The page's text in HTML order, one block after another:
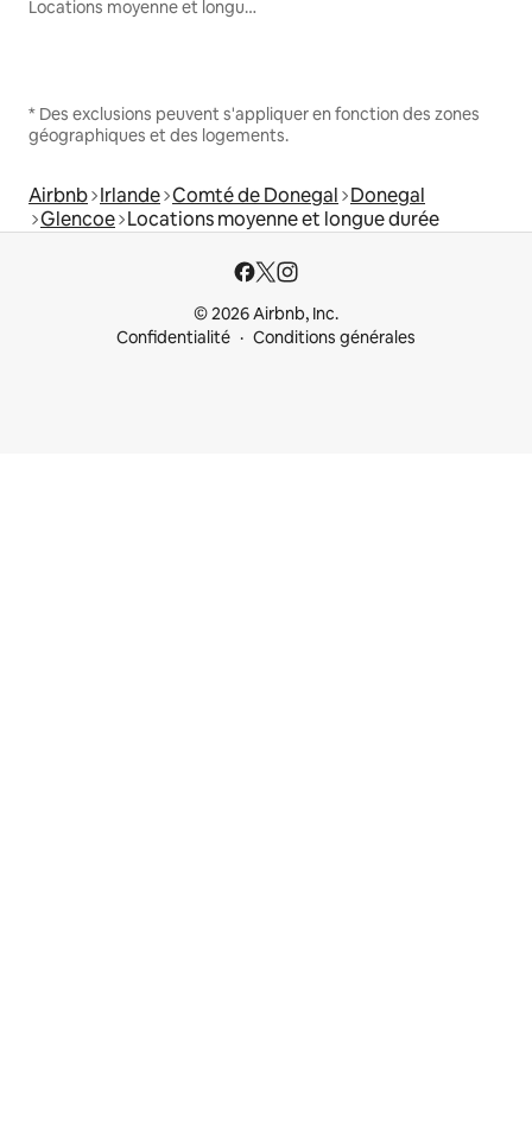
Locations moyenne et longue durée
* Des exclusions peuvent s'appliquer en fonction des zones
géographiques et des logements.
Airbnb Irlande Comté de Donegal Donegal
Glencoe Locations moyenne et longue durée
© 2026 Airbnb, Inc.
Confidentialité
Conditions générales